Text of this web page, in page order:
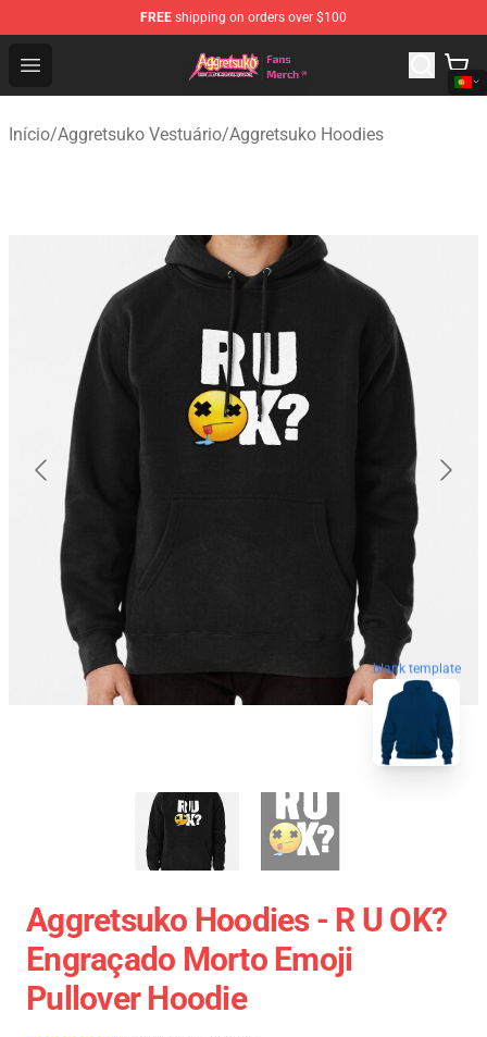
FREE shipping on orders over $100
Open menu
Aggretsuko Store - Official Aggretsuko Merchandise
Início/Aggretsuko Vestuário/Aggretsuko Hoodies
blank template
Aggretsuko Hoodies - R U OK?
Engraçado Morto Emoji
Pullover Hoodie